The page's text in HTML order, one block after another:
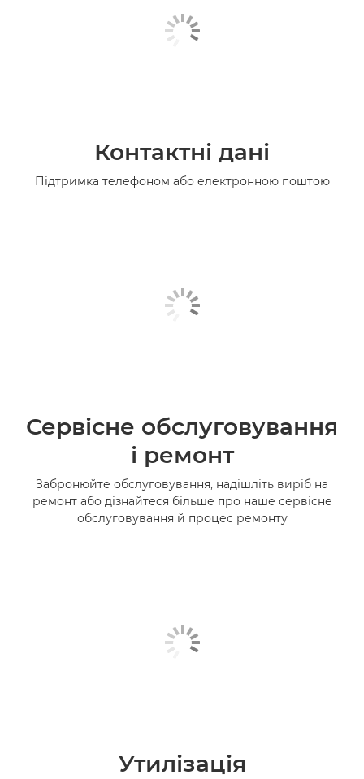
Контактні дані
Підтримка телефоном або електронною поштою
Сервісне обслуговування
і ремонт
Забронюйте обслуговування, надішліть виріб на
ремонт або дізнайтеся більше про наше сервісне
обслуговування й процес ремонту
Утилізація